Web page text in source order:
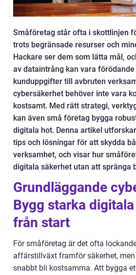
Småföretag står ofta i skottlinjen
trots begränsade resurser och
Hackare ser dem som lätta mål,
av dataintrång kan vara
kunduppgifter till avbruten
cybersäkerhet behöver inte vara
kostsamt. Med rätt strategi,
kan även små företag bygga
digitala hot. Denna artikel
tips och lösningar för att skydda
verksamhet, och visar hur
digitala säkerhet utan att spränga
Grundläggande
Bygg starka
från start
För småföretag är det ofta
affärstillväxt framför säkerhet,
snabbt bli kostsamma. Att bygga